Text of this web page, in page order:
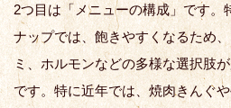
2つ目は「メニューの構成」です。
ナップでは、飽きやすくなるため
ミ、ホルモンなどの多様な選択肢
です。特に近年では、焼肉きんぐ